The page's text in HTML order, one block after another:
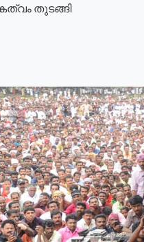
തുടങ്ങി